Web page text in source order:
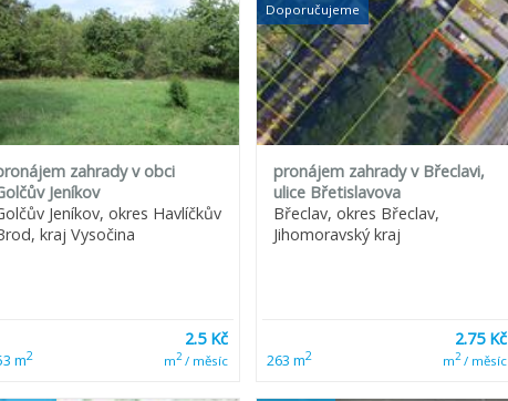
zahrady v obci
Jeníkov
Jeníkov, okres Havlíčkův
kraj Vysočina
m2
2.5 Kč
m2/ měsíc
Doporučujeme
pronájem zahrady v Břeclavi,
ulice Břetislavova
Břeclav, okres Břeclav,
Jihomoravský kraj
263 m2
2.75 Kč
m2/ měsíc